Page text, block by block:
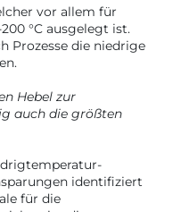
vor allem für
°C ausgelegt ist.
Prozesse die niedrige
Hebel zur
auch die größten
identifiziert
für die